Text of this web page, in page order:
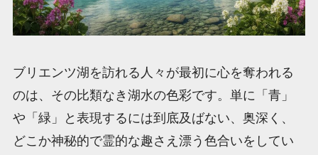
ブリエンツ湖を訪れる人々が最初に心を奪われる
のは、その比類なき湖水の色彩です。単に「青」
や「緑」と表現するには到底及ばない、奥深く、
どこか神秘的で霊的な趣さえ漂う色合いをしてい